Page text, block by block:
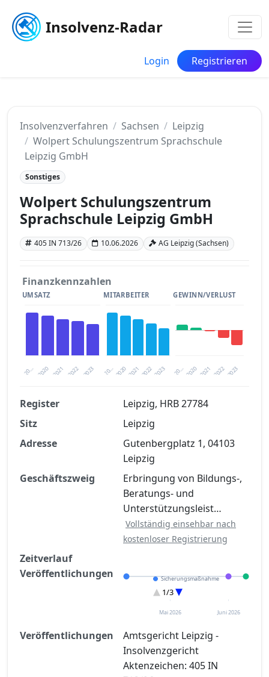
Insolvenz-Radar
Login Registrieren
Insolvenzverfahren Sachsen
Leipzig
Wolpert Schulungszentrum Sprachschule
Leipzig GmbH
Sonstiges
Wolpert Schulungszentrum
Sprachschule Leipzig GmbH
405 IN 713/26 10.06.2026 AG Leipzig (Sachsen)
Finanzkennzahlen
UMSATZ
20… 2021 2023
2020 2022
MITARBEITER
20… 2021 2023
2020 2022
GEWINN/VERLUST
20… 2021 2023
2020 2022
Finanzkennzahlen nach kostenloser
Registrierung verfügbar
Jetzt kostenlos registrieren
Register
Leipzig, HRB 27784
Sitz
Leipzig
Adresse
Gutenbergplatz 1, 04103
Leipzig
Geschäftszweig
Erbringung von Bildungs-,
Beratungs- und
Unterstützungsleist…
Vollständig einsehbar nach
kostenloser Registrierung
Zeitverlauf
Veröffentlichungen
Sicherungsmaßnahme
Eröffnung
Sonstiges
1/3
Mai 2026 Juni 2026
Veröffentlichungen
Amtsgericht Leipzig -
Insolvenzgericht
Aktenzeichen: 405 IN